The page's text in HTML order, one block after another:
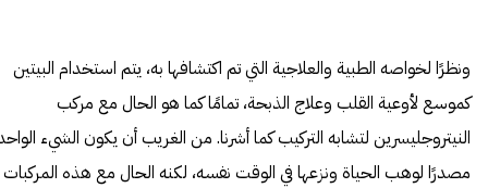
ونظرًا لخواصه الطبية والعلاجية التي تم اكتشافها به، يتم استخدام البيتين
كموسع لأوعية القلب وعلاج الذبحة، تمامًا كما هو الحال مع مركب
النيتروجليسرين لتشابه التركيب كما أشرنا. من الغريب أن يكون الشيء
مصدرًا لوهب الحياة ونزعها في الوقت نفسه، لكنه الحال مع هذه المركبات